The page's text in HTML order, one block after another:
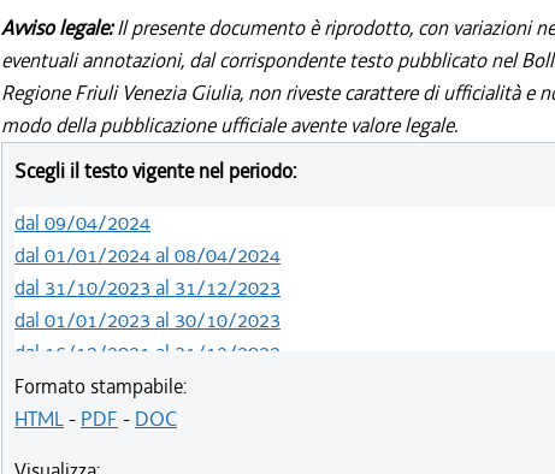
Avviso legale:Il presente documento è riprodotto, con variazioni
eventuali annotazioni, dal corrispondente testo pubblicato nel
Regione Friuli Venezia Giulia, non riveste carattere di ufficialità e
modo della pubblicazione ufficiale avente valore legale.
Scegli il testo vigente nel periodo:
dal 09/04/2024
dal 01/01/2024 al 08/04/2024
dal 31/10/2023 al 31/12/2023
dal 01/01/2023 al 30/10/2023
dal 16/12/2021 al 31/12/2022
dal 26/02/2021 al 15/12/2021
dal 01/01/2020 al 25/02/2021
Formato stampabile:
HTML- PDF - DOC